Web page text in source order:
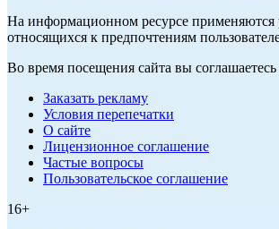
На информационном ресурсе применяются
относящихся к предпочтениям
Во время посещения сайта вы
Заказать рекламу
Условия перепечатки
О сайте
Лицензионное соглашение
Частые вопросы
Пользовательское соглашение
16+